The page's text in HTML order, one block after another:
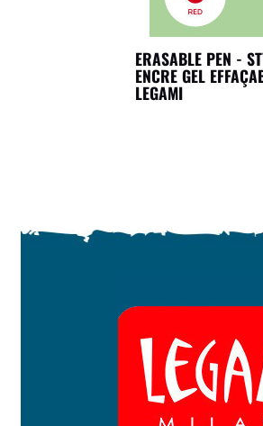
ERASABLE PEN -
ENCRE GEL
LEGAMI